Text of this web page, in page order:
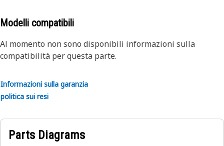
Modelli compatibili
Al momento non sono disponibili informazioni sulla
compatibilità per questa parte.
Informazioni sulla garanzia
politica sui resi
Parts Diagrams